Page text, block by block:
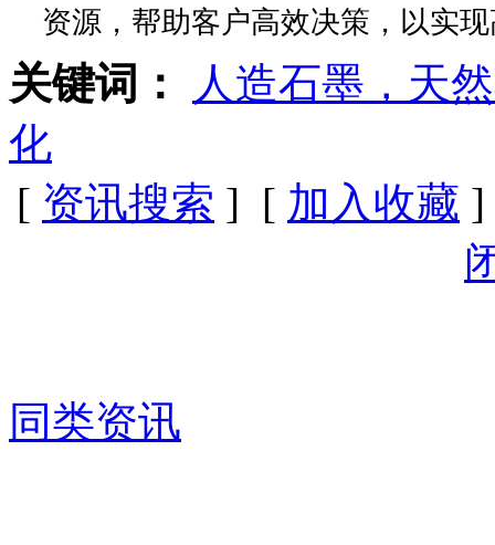
资源，帮助客户高效决策，以实
关键词：
人造石墨，天
化
[ 资讯搜索 ] [ 加入收藏
同类资讯